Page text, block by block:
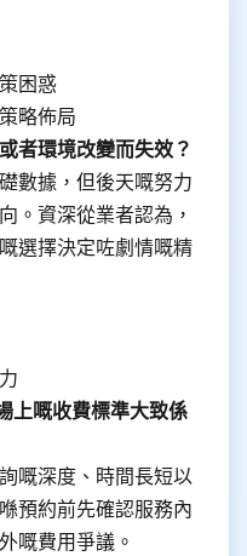
困惑
略佈局
者環境改變而失效？
數據，但後天嘅努力
。資深從業者認為，
選擇決定咗劇情嘅精
上嘅收費標準大致係
嘅深度、時間長短以
預約前先確認服務內
嘅費用爭議。